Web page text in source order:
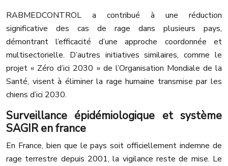
RABMEDCONTROL a contribué à une réduction
significative des cas de rage dans plusieurs pays,
démontrant l’efficacité d’une approche coordonnée et
multisectorielle. D’autres initiatives similaires, comme le
projet « Zéro d’ici 2030 » de l’Organisation Mondiale de la
Santé, visent à éliminer la rage humaine transmise par les
chiens d’ici 2030.
Surveillance épidémiologique et système
SAGIR en france
En France, bien que le pays soit officiellement indemne de
rage terrestre depuis 2001, la vigilance reste de mise. Le